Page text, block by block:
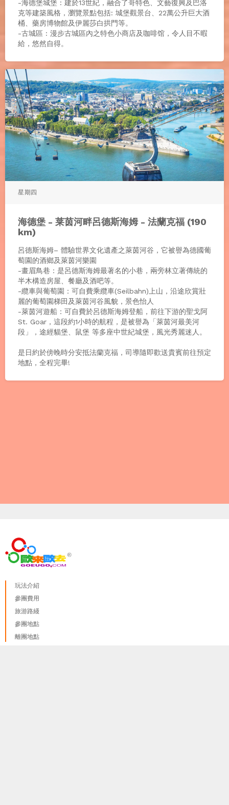
-海德堡城堡 : 建於13世紀，融合了哥特色、文藝復興及巴洛
克等建築風格，瀏覽景點包括: 城堡觀景台、22萬公升巨大酒
桶、藥房博物館及伊麗莎白拱門等。
-古城區 : 漫步古城區內之特色小商店及咖啡馆，令人目不暇
給，悠然自得。
星期四
海德堡 - 莱茵河畔呂德斯海姆 - 法蘭克福 (190
km)
呂德斯海姆– 體驗世界文化遺產之萊茵河谷，它被譽為德國葡
萄園的酒鄉及萊茵河樂園
-畫眉鳥巷：是呂德斯海姆最著名的小巷，兩旁林立著傳統的
半木構造房屋、餐廳及酒吧等。
-纜車與葡萄園：可自費乘纜車(Seilbahn)上山，沿途欣賞壯
麗的葡萄園梯田及萊茵河谷風貌，景色怡人
-萊茵河遊船：可自費於呂德斯海姆登船，前往下游的聖戈阿
St. Goar，這段約1小時的航程，是被譽為「萊茵河最美河
段」，途經貓堡、鼠堡 等多座中世紀城堡，風光秀麗迷人。
是日約於傍晚時分安抵法蘭克福，司導隨即歡送貴賓前往預定
地點，全程完畢!
玩法介紹
參團費用
旅游路綫
參團地點
離團地點